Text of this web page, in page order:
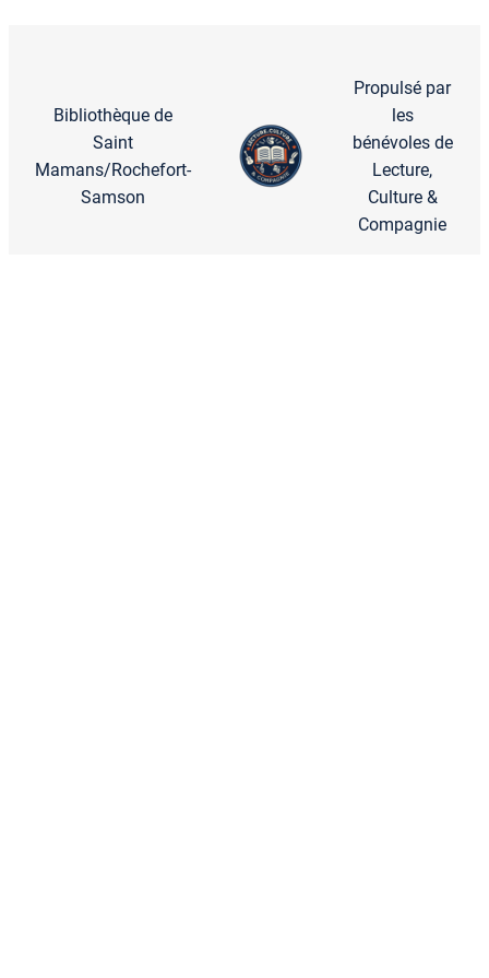
Bibliothèque de
Saint
Mamans/Rochefort-
Samson
Propulsé par
les
bénévoles de
Lecture,
Culture &
Compagnie